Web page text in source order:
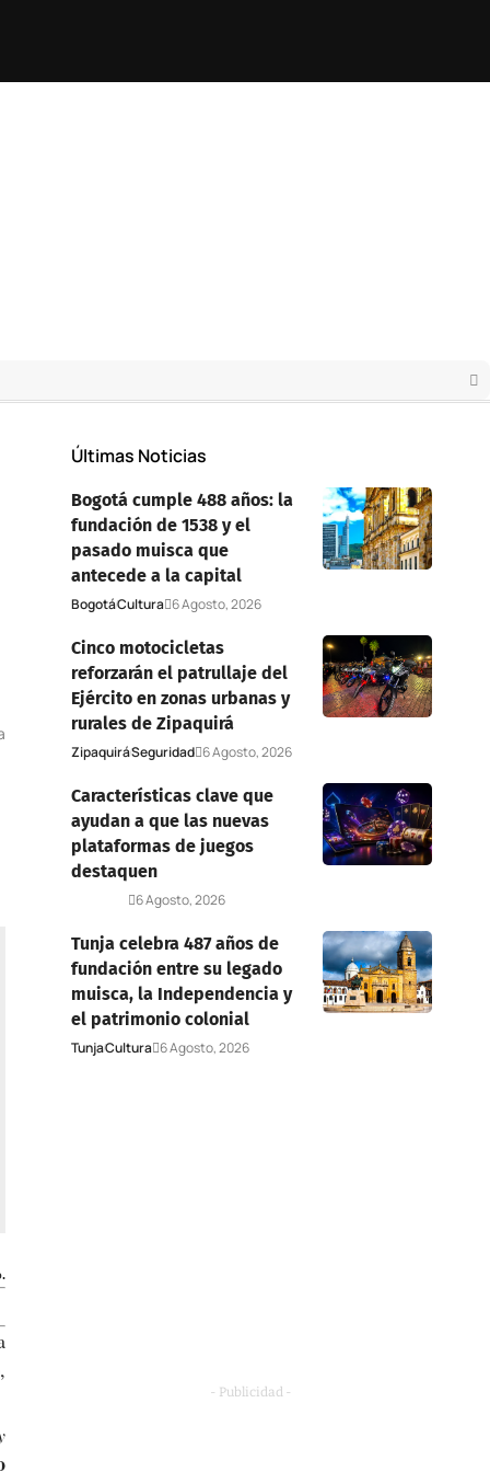
,
Últimas Noticias
Bogotá cumple 488 años: la
fundación de 1538 y el
pasado muisca que
antecede a la capital
BogotáCultura 6 Agosto, 2026
Cinco motocicletas
reforzarán el patrullaje del
Ejército en zonas urbanas y
rurales de Zipaquirá
ZipaquiráSeguridad 6 Agosto, 2026
Características clave que
ayudan a que las nuevas
plataformas de juegos
destaquen
6 Agosto, 2026
Tunja celebra 487 años de
fundación entre su legado
muisca, la Independencia y
el patrimonio colonial
TunjaCultura 6 Agosto, 2026
- Publicidad -